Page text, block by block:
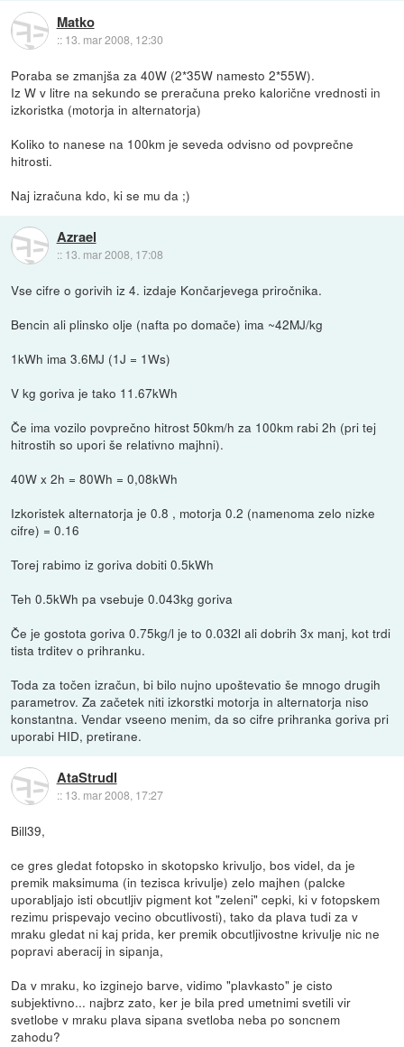
Matko
:: 13. mar 2008, 12:30
Poraba se zmanjša za 40W (2*35W namesto 2*55W).
Iz W v litre na sekundo se preračuna preko kalorične vrednosti in
izkoristka (motorja in alternatorja)
Koliko to nanese na 100km je seveda odvisno od povprečne
hitrosti.
Naj izračuna kdo, ki se mu da ;)
Azrael
:: 13. mar 2008, 17:08
Vse cifre o gorivih iz 4. izdaje Končarjevega priročnika.
Bencin ali plinsko olje (nafta po domače) ima ~42MJ/kg
1kWh ima 3.6MJ (1J = 1Ws)
V kg goriva je tako 11.67kWh
Če ima vozilo povprečno hitrost 50km/h za 100km rabi 2h (pri tej
hitrostih so upori še relativno majhni).
40W x 2h = 80Wh = 0,08kWh
Izkoristek alternatorja je 0.8 , motorja 0.2 (namenoma zelo nizke
cifre) = 0.16
Torej rabimo iz goriva dobiti 0.5kWh
Teh 0.5kWh pa vsebuje 0.043kg goriva
Če je gostota goriva 0.75kg/l je to 0.032l ali dobrih 3x manj, kot trdi
tista trditev o prihranku.
Toda za točen izračun, bi bilo nujno upoštevatio še mnogo drugih
parametrov. Za začetek niti izkorstki motorja in alternatorja niso
konstantna. Vendar vseeno menim, da so cifre prihranka goriva pri
uporabi HID, pretirane.
AtaStrudl
:: 13. mar 2008, 17:27
Bill39,
ce gres gledat fotopsko in skotopsko krivuljo, bos videl, da je
premik maksimuma (in tezisca krivulje) zelo majhen (palcke
uporabljajo isti obcutljiv pigment kot "zeleni" cepki, ki v fotopskem
rezimu prispevajo vecino obcutlivosti), tako da plava tudi za v
mraku gledat ni kaj prida, ker premik obcutljivostne krivulje nic ne
popravi aberacij in sipanja,
Da v mraku, ko izginejo barve, vidimo "plavkasto" je cisto
subjektivno... najbrz zato, ker je bila pred umetnimi svetili vir
svetlobe v mraku plava sipana svetloba neba po soncnem
zahodu?